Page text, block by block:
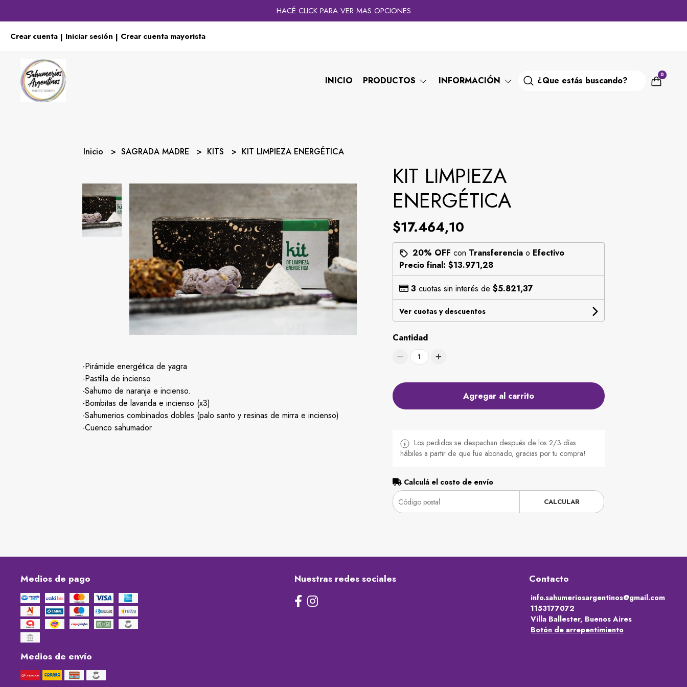
HACÉ CLICK PARA VER MAS OPCIONES
Crear cuenta | Iniciar sesión | Crear cuenta mayorista
INICIO PRODUCTOS INFORMACIÓN 0
Inicio SAGRADA MADRE KITS KIT LIMPIEZA ENERGÉTICA
-Pirámide energética de yagra
-Pastilla de incienso
-Sahumo de naranja e incienso.
-Bombitas de lavanda e incienso (x3)
-Sahumerios combinados dobles (palo santo y resinas de mirra e incienso)
-Cuenco sahumador
KIT LIMPIEZA
ENERGÉTICA
$17.464,10
20% OFF con Transferenciao Efectivo
Precio final: $13.971,28
3 cuotas sin interés de $5.821,37
Ver cuotas y descuentos
Cantidad
1
Agregar al carrito
Los pedidos se despachan después de los 2/3 días
hábiles a partir de que fue abonado, gracias por tu compra!
Calculá el costo de envío
CALCULAR
Medios de pago
Medios de envío
Nuestras redes sociales Contacto
info.sahumeriosargentinos@gmail.com
1153177072
Villa Ballester, Buenos Aires
Botón de arrepentimiento